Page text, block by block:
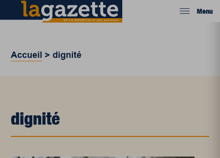
Menu
Accueil >dignité
dignité